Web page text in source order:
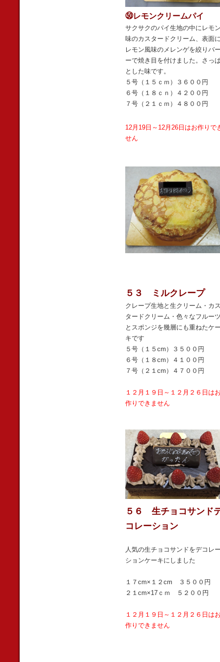
㊿レモンクリームパイ
サクサクのパイ生地の中にレモ
味のカスタードクリーム、表面
レモン風味のメレンゲを絞りバ
ーで焼き目を付けました。さっ
とした味です。
５号（１５ｃｍ）３６００円
６号（１８ｃｎ）４２００円
７号（２１ｃｍ）４８００円
12月19日～12月26日はお作りで
せん
５３ ミルクレープ
クレープ生地と生クリーム・カ
タードクリーム・色々なフルー
とスポンジを幾層にも重ねたケ
キです
５号（１５cm）３５００円
６号（１８cm）４１００円
７号（２１cm）４７００円
１２月１９日～１２月２６日は
作りできません
５６ 生チョコサンド
コレーション
人気の生チョコサンドをデコレ
ションケーキにしました
１７cm×１２cm ３５００円
２１cm×17ｃｍ ５２００円
１２月１９日～１２月２６日は
作りできません